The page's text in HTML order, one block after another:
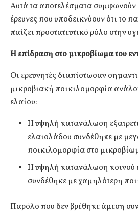
Αυτά τα αποτελέσματα συμφωνούν
έρευνες που υποδεικνύουν ότι το
παίζει προστατευτικό ρόλο στην
Η επίδραση στο μικροβίωμα του
Οι ερευνητές διαπίστωσαν
μικροβιακή ποικιλομορφία
ελαίου:
Η υψηλή κατανάλωση
ελαιολάδου συνδέθηκε με
ποικιλομορφία στο
Η υψηλή κατανάλωση κοινού
συνδέθηκε με χαμηλότερη
Παρόλο που δεν βρέθηκε άμεση